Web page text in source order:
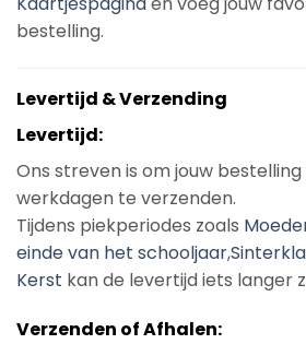
bestelling.
Levertijd & Verzending
Levertijd:
Ons streven is om jouw bestelling
werkdagen te verzenden.
Tijdens piekperiodes zoals
einde van het schooljaar,
Kerst kan de levertijd iets langer
Verzenden of Afhalen: